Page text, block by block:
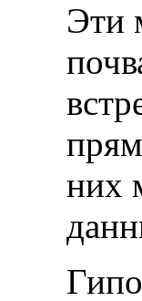
Эти
них